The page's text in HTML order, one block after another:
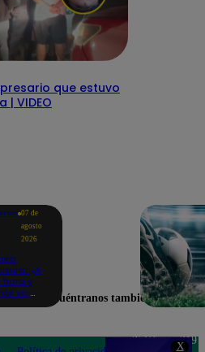
X
que estuvo
| VIDEO
07 de
agosto
2026
¿A
hora y
ver
4?
Encuéntranos también en
Teléfono: 219